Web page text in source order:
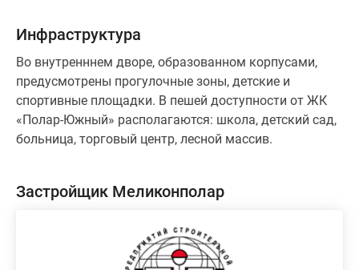
Инфраструктура
Во внутренннем дворе, образованном корпусами,
предусмотрены прогулочные зоны, детские и
спортивные площадки. В пешей доступности от ЖК
«Полар-Южный» располагаются: школа, детский сад,
больница, торговый центр, лесной массив.
Застройщик Меликонполар